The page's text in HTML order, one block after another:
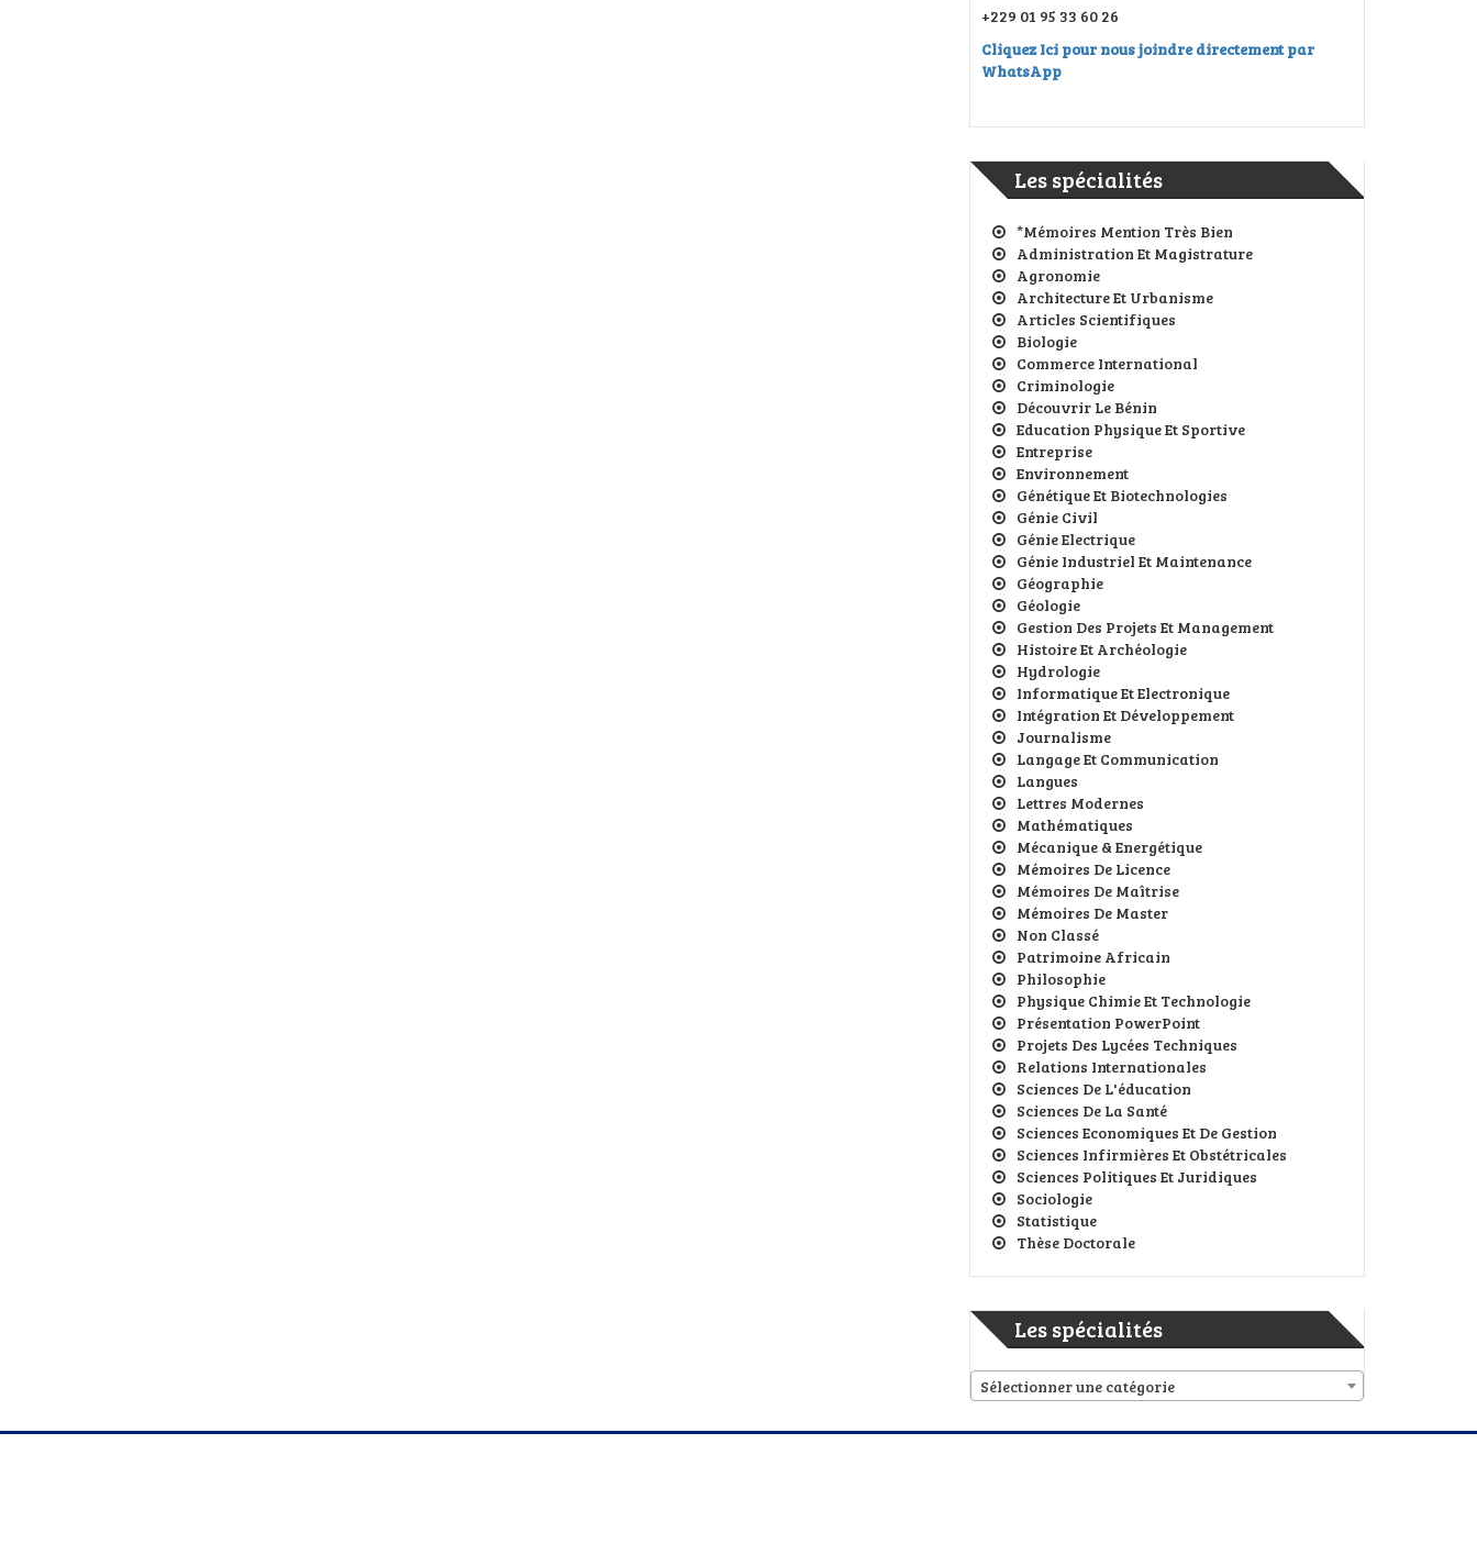
+229 01 95 33 60 26
Cliquez Ici pour nous joindre directement par
WhatsApp
Les spécialités
*Mémoires Mention Très Bien
Administration Et Magistrature
Agronomie
Architecture Et Urbanisme
Articles Scientifiques
Biologie
Commerce International
Criminologie
Découvrir Le Bénin
Education Physique Et Sportive
Entreprise
Environnement
Génétique Et Biotechnologies
Génie Civil
Génie Electrique
Génie Industriel Et Maintenance
Géographie
Géologie
Gestion Des Projets Et Management
Histoire Et Archéologie
Hydrologie
Informatique Et Electronique
Intégration Et Développement
Journalisme
Langage Et Communication
Langues
Lettres Modernes
Mathématiques
Mécanique & Energétique
Mémoires De Licence
Mémoires De Maîtrise
Mémoires De Master
Non Classé
Patrimoine Africain
Philosophie
Physique Chimie Et Technologie
Présentation PowerPoint
Projets Des Lycées Techniques
Relations Internationales
Sciences De L'éducation
Sciences De La Santé
Sciences Economiques Et De Gestion
Sciences Infirmières Et Obstétricales
Sciences Politiques Et Juridiques
Sociologie
Statistique
Thèse Doctorale
Les spécialités
Sélectionner une catégorie